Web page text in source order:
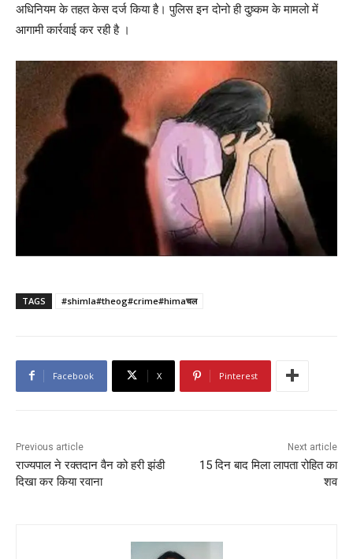
अधिनियम के तहत केस दर्ज किया है। पुलिस इन दोनो ही दुष्र्कम के मामलो में
आगामी कार्रवाई कर रही है ।
TAGS #shimla#theog#crime#himaचल
Facebook X Pinterest
Previous article
राज्यपाल ने रक्तदान वैन को हरी झंडी
दिखा कर किया रवाना
Next article
15 दिन बाद मिला लापता रोहित का
शव